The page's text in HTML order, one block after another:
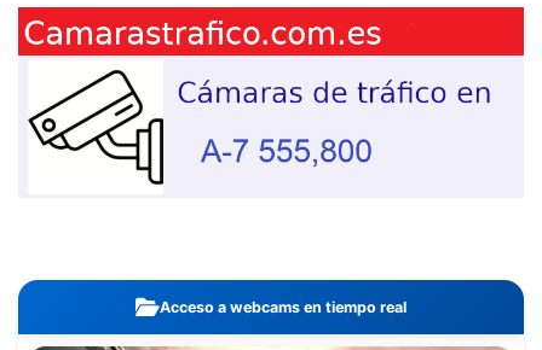
Acceso a webcams en tiempo real